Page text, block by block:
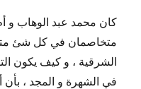
كان محمد عبد الوهاب و
متخاصمان في كل شئ
الشرقية ، و كيف يكون
في الشهرة و المجد ،